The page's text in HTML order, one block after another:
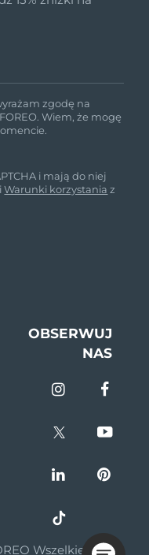
zgodę na
Wiem, że mogę
i mają do niej
iWarunki korzystania z
OBSERWUJ
NAS
Wszelkie prawa